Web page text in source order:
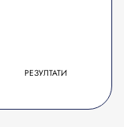
РЕЗУЛТАТИ